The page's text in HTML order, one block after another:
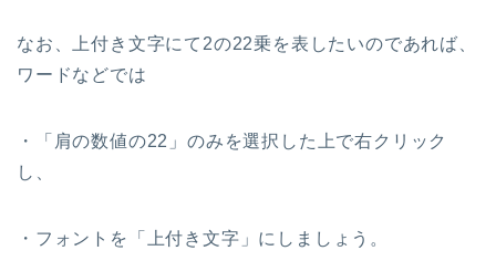
なお、上付き文字にて2の22乗を表したいのであれば、
ワードなどでは
・「肩の数値の22」のみを選択した上で右クリック
し、
・フォントを「上付き文字」にしましょう。